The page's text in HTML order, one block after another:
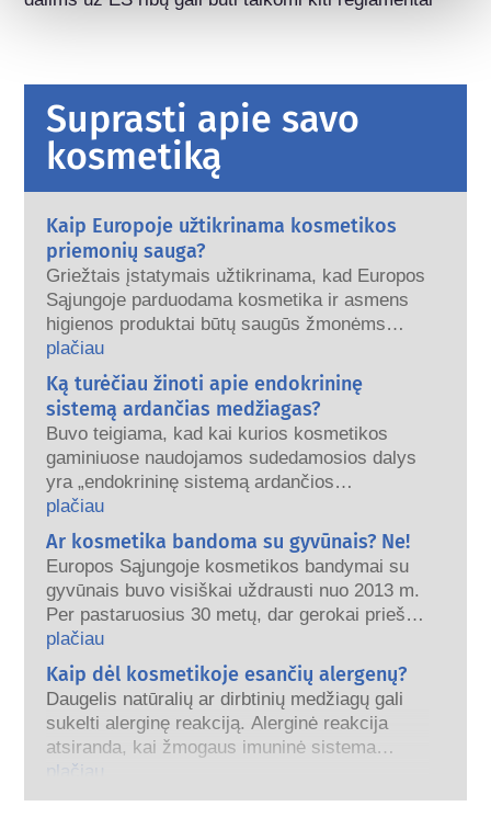
Suprasti apie savo
kosmetiką
Kaip Europoje užtikrinama kosmetikos
priemonių sauga?
Griežtais įstatymais užtikrinama, kad Europos
Sąjungoje parduodama kosmetika ir asmens
higienos produktai būtų saugūs žmonėms
naudoti. Įmonės, nacionalinės ir Europos
reguliavimo institucijos dalijasi atsakomybe už
kosmetikos gaminių saugą.
plačiau
Ką turėčiau žinoti apie endokrininę
sistemą ardančias medžiagas?
Buvo teigiama, kad kai kurios kosmetikos
gaminiuose naudojamos sudedamosios dalys
yra „endokrininę sistemą ardančios
medžiagos“, nes jos gali imituoti kai kurias
mūsų hormonų savybes. Vien todėl, kad
kažkas gali imituoti hormoną, dar nereiškia,
kad tai sutrikdys mūsų endokrininę sistemą.
Buvo įrodyta, kad daugelis medžiagų, įskaitant
natūralias, imituoja hormonus, tačiau labai
mažai (o tai dažniausiai yra stiprūs vaistai)
gali sukelti endokrininės sistemos sutrikimus.
Griežti gaminių saugos vertinimai, kuriuos
atlieka kvalifikuoti mokslo ekspertai ir kuriuos
įmonės teisiškai privalo atlikti, apima visą
galimą riziką, įskaitant galimus endokrininės
plačiau
Ar kosmetika bandoma su gyvūnais? Ne!
Europos Sąjungoje kosmetikos bandymai su
gyvūnais buvo visiškai uždrausti nuo 2013 m.
Per pastaruosius 30 metų, dar gerokai prieš
įsigaliojant draudimui, kosmetikos ir asmens
priežiūros pramonė investavo į mokslinius
tyrimus ir plėtrą, siekdama sukurti
alternatyvas bandymams su gyvūnais, kad
įvertinti kosmetikos ingredientų ir gaminių
saugumą.
plačiau
Kaip dėl kosmetikoje esančių alergenų?
Daugelis natūralių ar dirbtinių medžiagų gali
sukelti alerginę reakciją. Alerginė reakcija
atsiranda, kai žmogaus imuninė sistema
reaguoja į medžiagas, kurios yra
plačiau